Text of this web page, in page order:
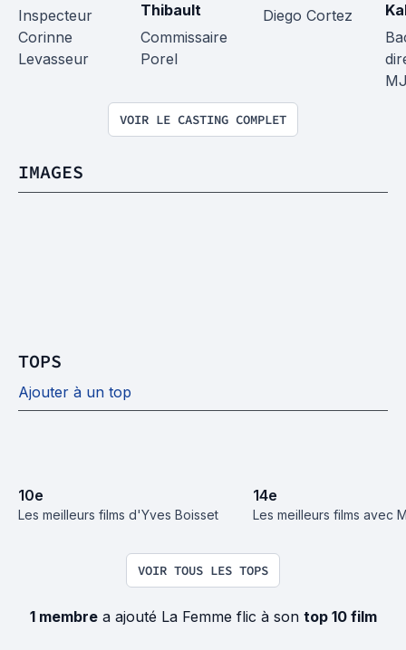
Inspecteur
Corinne
Levasseur
Thibault
Commissaire
Porel
Diego Cortez
VOIR LE CASTING COMPLET
IMAGES
TOPS
Ajouter à un top
10e
Les meilleurs films d'Yves Boisset
14e
Les meilleurs films avec
VOIR TOUS LES TOPS
1 membrea ajouté La Femme flic à son top 10 film